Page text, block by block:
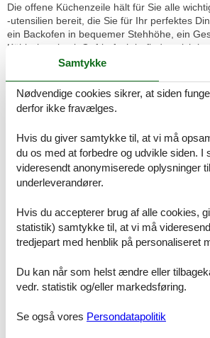
Die offene Küchenzeile hält für Sie alle
-utensilien bereit, die Sie für Ihr perfektes
ein Backofen in bequemer Stehhöhe, ein
Kühlschrank mit Gefrierfach befinden sich in
Kaffeemaschine, ein Wasserkocher und ein
Kücheneinrichtung.
Vom Wohnbereich betreten Sie den
relaxen und den Abend nach einem
ausklingen lassen.
Im Schlafzimmer lädt Sie ein komfortables
genügend Platz für Ihre Urlaubsgarderobe.
Sie den Balkon betreten.
Das geflieste Bad ist ausgestattet mit einer
Handtücher und komplettiert die
Wir bitten um Ihr Verständnis, dass das
Samtykke
Nødvendige cookies sikrer, at siden
derfor ikke fravælges.
Hvis du giver samtykke til, at vi må
du os med at forbedre og udvikle siden. I
videresendt anonymiserede oplysninger
underleverandører.
Hvis du accepterer brug af alle cookies,
statistik) samtykke til, at vi må
tredjepart med henblik på personaliseret
Du kan når som helst ændre eller
vedr. statistik og/eller markedsføring.
Se også vores Persondatapolitik